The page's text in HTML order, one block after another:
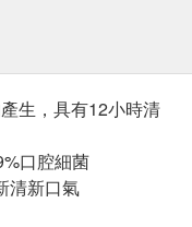
生，具有12小時清
口腔細菌
清新口氣